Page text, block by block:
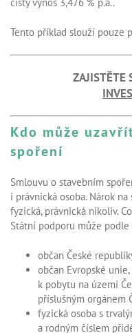
čistý výnos 3,476 % p.a..
Tento příklad slouží pouze
ZAJISTĚTE
Kdo může
spoření
Smlouvu o stavebním
i právnická osoba. Nárok
fyzická, právnická nikoliv.
Státní podporu může podle
občan České
občan Evropské
k pobytu na území
příslušným orgánem
fyzická osoba s
a rodným číslem